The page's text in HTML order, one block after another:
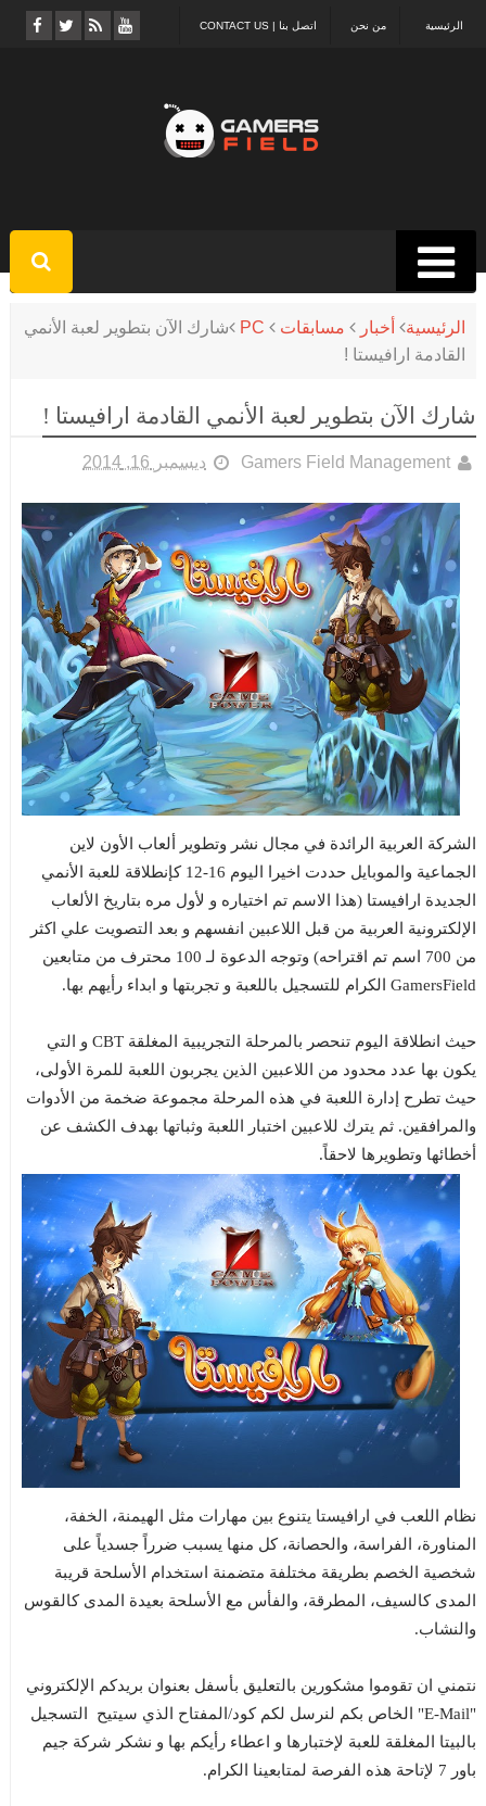
اتصل بنا | CONTACT US من نحن الرئيسية
الرئيسية أخبار مسابقات PC
شارك الآن بتطوير لعبة الأنمي
القادمة ارافيستا !
شارك الآن بتطوير لعبة الأنمي القادمة ارافيستا !
Gamers Field Management ديسمبر 16, 2014
الشركة العربية الرائدة في مجال نشر وتطوير ألعاب الأون لاين
الجماعية والموبايل حددت اخيرا اليوم 16-12 كإنطلاقة للعبة الأنمي
الجديدة ارافيستا (هذا الاسم تم اختياره و لأول مره بتاريخ الألعاب
الإلكترونية العربية من قبل اللاعبين انفسهم و بعد التصويت علي اكثر
من 700 اسم تم اقتراحه) وتوجه الدعوة لـ 100 محترف من متابعين
GamersField الكرام للتسجيل باللعبة و تجربتها و ابداء رأيهم بها.
حيث انطلاقة اليوم تنحصر بالمرحلة التجريبية المغلقة CBT و التي
يكون بها عدد محدود من اللاعبين الذين يجربون اللعبة للمرة الأولى،
حيث تطرح إدارة اللعبة في هذه المرحلة مجموعة ضخمة من الأدوات
والمرافقين. ثم يترك للاعبين اختبار اللعبة وثباتها بهدف الكشف عن
أخطائها وتطويرها لاحقاً.
نظام اللعب في ارافيستا يتنوع بين مهارات مثل الهيمنة، الخفة،
المناورة، الفراسة، والحصانة، كل منها يسبب ضرراً جسدياً على
شخصية الخصم بطريقة مختلفة متضمنة استخدام الأسلحة قريبة
المدى كالسيف، المطرقة، والفأس مع الأسلحة بعيدة المدى كالقوس
والنشاب.
نتمني ان تقوموا مشكورين بالتعليق بأسفل بعنوان بريدكم الإلكتروني
"E-Mail" الخاص بكم لنرسل لكم كود/المفتاح الذي سيتيح التسجيل
بالبيتا المغلقة للعبة لإختبارها و اعطاء رأيكم بها و نشكر شركة جيم
باور 7 لإتاحة هذه الفرصة لمتابعينا الكرام.